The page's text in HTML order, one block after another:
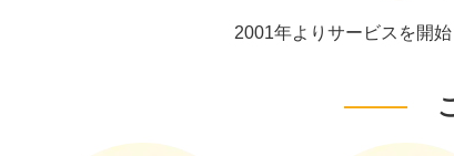
2001年よりサービスを開